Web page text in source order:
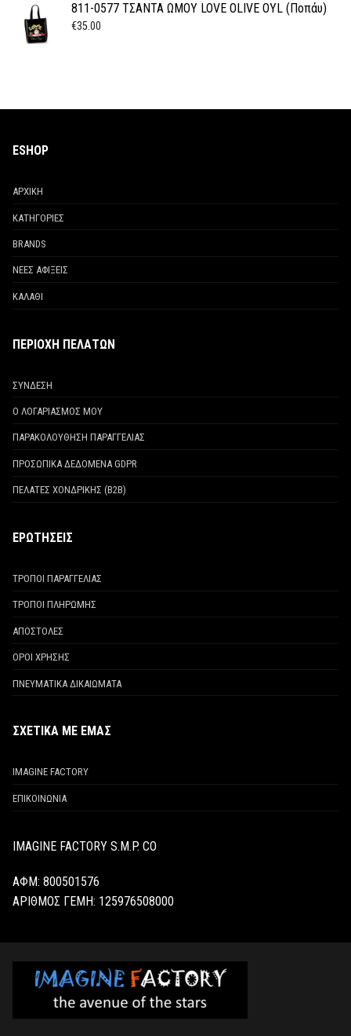
811-0577 ΤΣΑΝΤΑ ΩΜΟΥ LOVE OLIVE OYL (Ποπάυ)
€35.00
ESHOP
ΑΡΧΙΚΗ
ΚΑΤΗΓΟΡΙΕΣ
BRANDS
ΝΕΕΣ ΑΦΙΞΕΙΣ
ΚΑΛΑΘΙ
ΠΕΡΙΟΧΗ ΠΕΛΑΤΩΝ
ΣΥΝΔΕΣΗ
Ο ΛΟΓΑΡΙΑΣΜΟΣ ΜΟΥ
ΠΑΡΑΚΟΛΟΥΘΗΣΗ ΠΑΡΑΓΓΕΛΙΑΣ
ΠΡΟΣΩΠΙΚΑ ΔΕΔΟΜΕΝΑ GDPR
ΠΕΛΑΤΕΣ ΧΟΝΔΡΙΚΗΣ (Β2Β)
ΕΡΩΤΗΣΕΙΣ
ΤΡΟΠΟΙ ΠΑΡΑΓΓΕΛΙΑΣ
ΤΡΟΠΟΙ ΠΛΗΡΩΜΗΣ
ΑΠΟΣΤΟΛΕΣ
ΟΡΟΙ ΧΡΗΣΗΣ
ΠΝΕΥΜΑΤΙΚΑ ΔΙΚΑΙΩΜΑΤΑ
ΣΧΕΤΙΚΑ ΜΕ ΕΜΑΣ
IMAGINE FACTORY
ΕΠΙΚΟΙΝΩΝΙΑ
IMAGINE FACTORY S.M.P. CO
ΑΦΜ: 800501576
ΑΡΙΘΜΟΣ ΓΕΜΗ: 125976508000